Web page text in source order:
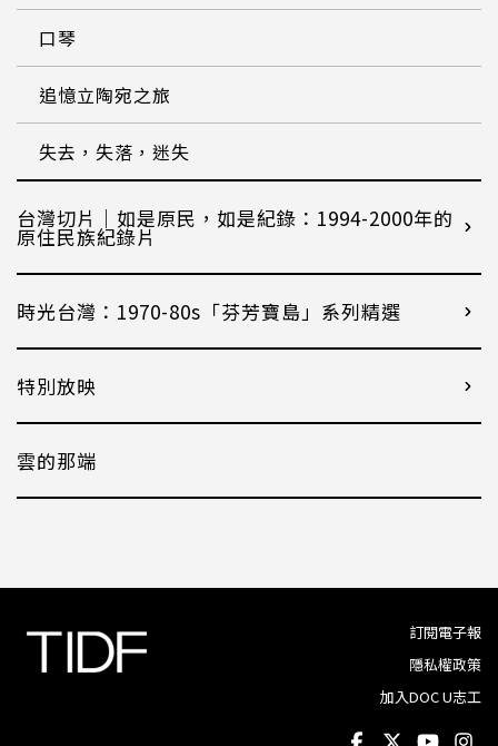
口琴
追憶立陶宛之旅
失去，失落，迷失
台灣切片｜如是原民，如是紀錄：1994-2000年的
原住民族紀錄片
時光台灣：1970-80s「芬芳寶島」系列精選
特別放映
雲的那端
訂閱電子報
隱私權政策
加入DOC U志工